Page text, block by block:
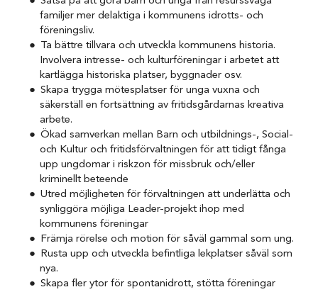
familjer mer delaktiga i kommunens idrotts- och
föreningsliv.
Ta bättre tillvara och utveckla kommunens historia.
Involvera intresse- och kulturföreningar i arbetet att
kartlägga historiska platser, byggnader osv.
Skapa trygga mötesplatser för unga vuxna och
säkerställ en fortsättning av fritidsgårdarnas kreativa
arbete.
Ökad samverkan mellan Barn och utbildnings-, Social-
och Kultur och fritidsförvaltningen för att tidigt fånga
upp ungdomar i riskzon för missbruk och/eller
kriminellt beteende
Utred möjligheten för förvaltningen att underlätta och
synliggöra möjliga Leader-projekt ihop med
kommunens föreningar
Främja rörelse och motion för såväl gammal som ung.
Rusta upp och utveckla befintliga lekplatser såväl som
nya.
Skapa fler ytor för spontanidrott, stötta föreningar